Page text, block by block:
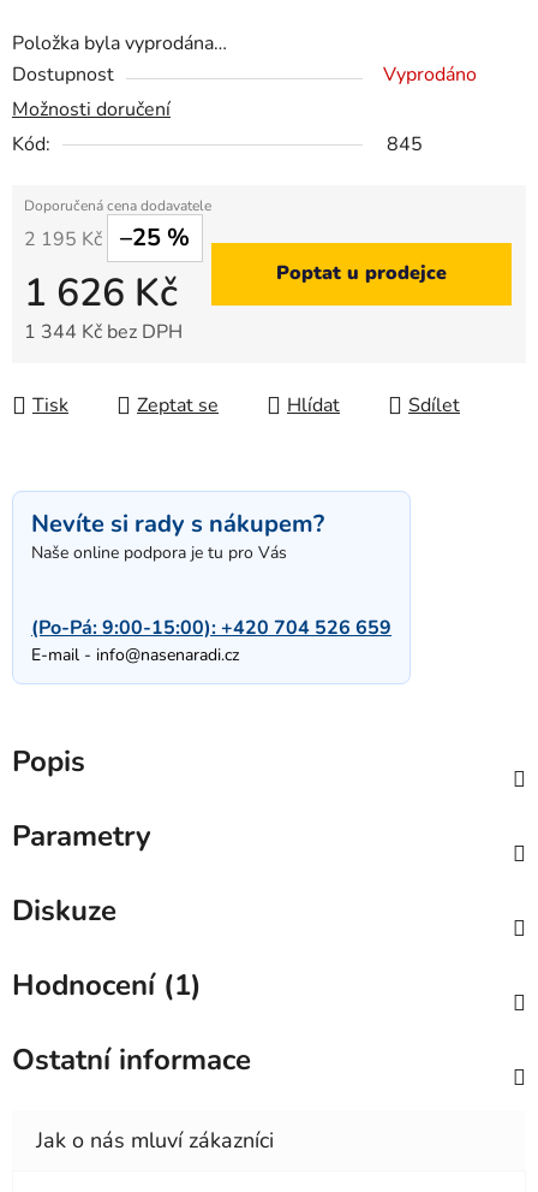
Položka byla vyprodána…
Dostupnost
Vyprodáno
Možnosti doručení
Kód:
845
2 195 Kč –25 %
1 626 Kč
1 344 Kč bez DPH
Poptat u prodejce
Tisk Zeptat se Hlídat Sdílet
Nevíte si rady s nákupem?
Naše online podpora je tu pro Vás
(Po-Pá: 9:00-15:00):+420 704 526 659
E-mail - info@nasenaradi.cz
Popis
Parametry
Diskuze
Hodnocení (1)
Ostatní informace